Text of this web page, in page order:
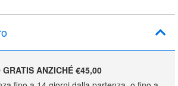
GRATIS ANZICHÉ €45,00